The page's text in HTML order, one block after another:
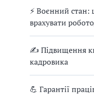
⚡ Воєнний стан:
врахувати
✍ Підвищення
кадровика
💪 Гарантії